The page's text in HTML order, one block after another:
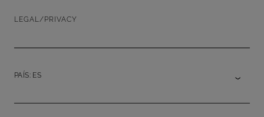
LEGAL/PRIVACY
PAÍS: ES